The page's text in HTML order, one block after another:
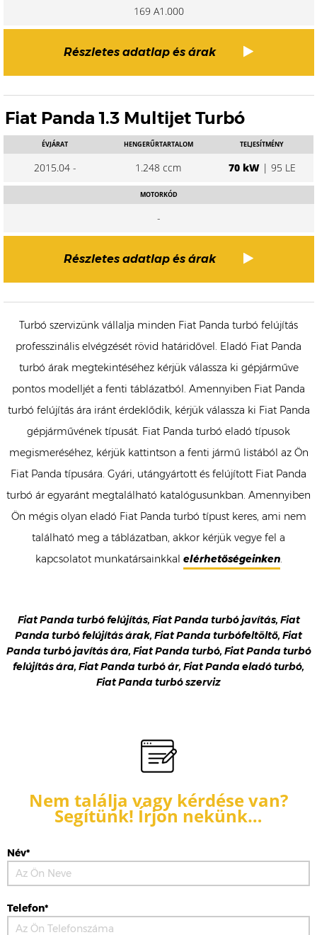
169 A1.000
Részletes adatlap és árak
Fiat Panda 1.3 Multijet Turbó
ÉVJÁRAT
2015.04 -
HENGERŰRTARTALOM
1.248 ccm
TELJESÍTMÉNY
70 kW| 95 LE
MOTORKÓD
-
Részletes adatlap és árak
Turbó szervizünk vállalja minden Fiat Panda turbó felújítás
professzinális elvégzését rövid határidővel. Eladó Fiat Panda
turbó árak megtekintéséhez kérjük válassza ki gépjárműve
pontos modelljét a fenti táblázatból. Amennyiben Fiat Panda
turbó felújítás ára iránt érdeklődik, kérjük válassza ki Fiat Panda
gépjárművének típusát. Fiat Panda turbó eladó típusok
megismeréséhez, kérjük kattintson a fenti jármű listából az Ön
Fiat Panda típusára. Gyári, utángyártott és felújított Fiat Panda
turbó ár egyaránt megtalálható katalógusunkban. Amennyiben
Ön mégis olyan eladó Fiat Panda turbó típust keres, ami nem
található meg a táblázatban, akkor kérjük vegye fel a
kapcsolatot munkatársainkkal elérhetőségeinken.
Fiat Panda turbó felújítás, Fiat Panda turbó javítás, Fiat
Panda turbó felújítás árak, Fiat Panda turbófeltöltő, Fiat
Panda turbó javítás ára, Fiat Panda turbó, Fiat Panda turbó
felújítás ára, Fiat Panda turbó ár, Fiat Panda eladó turbó,
Fiat Panda turbó szerviz
Nem találja vagy kérdése van?
Segítünk! Írjon nekünk…
Név*
Telefon*